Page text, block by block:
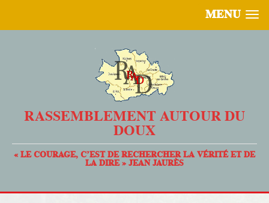
MENU
RASSEMBLEMENT AUTOUR DU
DOUX
« LE COURAGE, C’EST DE RECHERCHER LA VÉRITÉ ET DE
LA DIRE » JEAN JAURÈS